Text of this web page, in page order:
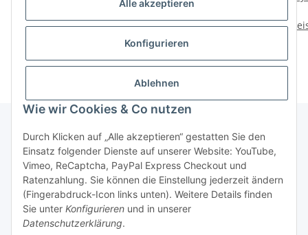
Alle akzeptieren
Konfigurieren
Ablehnen
Wie wir Cookies & Co nutzen
Durch Klicken auf „Alle akzeptieren“ gestatten Sie den
Einsatz folgender Dienste auf unserer Website: YouTube,
Vimeo, ReCaptcha, PayPal Express Checkout und
Ratenzahlung. Sie können die Einstellung jederzeit ändern
(Fingerabdruck-Icon links unten). Weitere Details finden
Sie unter Konfigurieren und in unserer
Datenschutzerklärung.
Preise nach Anmeldung
Preise nach Anmeldung
sichtbar
Informationen
Gesetzliche Informationen
* Alle Preise zzgl. gesetzlicher USt.